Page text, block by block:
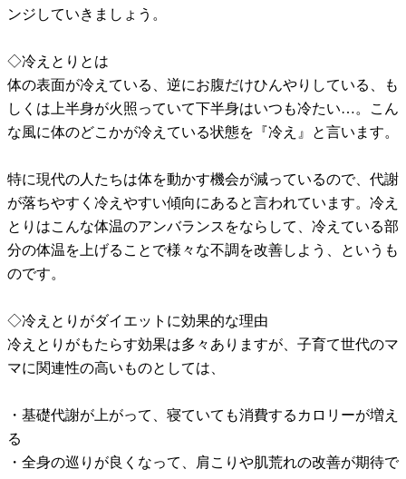
ンジしていきましょう。
◇冷えとりとは
体の表面が冷えている、逆にお腹だけひんやりしている、も
しくは上半身が火照っていて下半身はいつも冷たい…。こん
な風に体のどこかが冷えている状態を『冷え』と言います。
特に現代の人たちは体を動かす機会が減っているので、代謝
が落ちやすく冷えやすい傾向にあると言われています。冷え
とりはこんな体温のアンバランスをならして、冷えている部
分の体温を上げることで様々な不調を改善しよう、というも
のです。
◇冷えとりがダイエットに効果的な理由
冷えとりがもたらす効果は多々ありますが、子育て世代のマ
マに関連性の高いものとしては、
・基礎代謝が上がって、寝ていても消費するカロリーが増え
る
・全身の巡りが良くなって、肩こりや肌荒れの改善が期待で